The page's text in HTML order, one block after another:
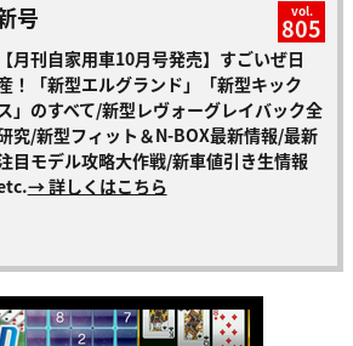
号 vol.
805
【月刊自家用車10月号発売】すごいぜ日
！「新型エルグランド」「新型キック
」のすべて/新型レヴォーグレイバック全
究/新型フィット＆N-BOX最新情報/最新
目モデル攻略大作戦/新車値引き生情報
→ 詳しくはこちら